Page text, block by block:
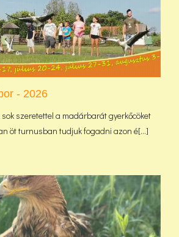
- 2026
szeretettel a madárbarát gyerkőcöket
öt turnusban tudjuk fogadni azon é[...]